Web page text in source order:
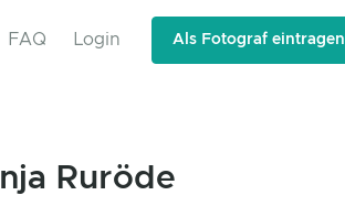
FAQ Login Als Fotograf eintragen
Ruröde